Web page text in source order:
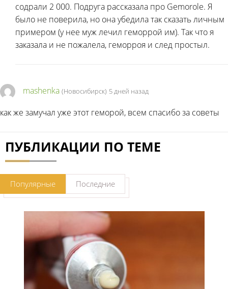
содрали 2 000. Подруга рассказала про Gemorole. Я
было не поверила, но она убедила так сказать личным
примером (у нее муж лечил геморрой им). Так что я
заказала и не пожалела, геморроя и след простыл.
mashenka (Новосибирск) 5 дней назад
как же замучал уже этот геморой, всем спасибо за советы
ПУБЛИКАЦИИ ПО ТЕМЕ
Популярные Последние